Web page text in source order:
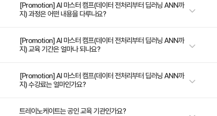
[Promotion] AI 마스터 캠프(데이터 전처리부터 딥러닝 ANN까
지) 과정은 어떤 내용을 다루나요?
Numpy를 이용하여 다양한 행렬 연산을 수행 데이터 분석을 위한 Pandas
Dataframe 연산 방법 습득 Sigmoid, Relu, Tanh 함수 등에 대해 학습
[Promotion] AI 마스터 캠프(데이터 전처리부터 딥러닝 ANN까
지) 교육 기간은 얼마나 되나요?
3일 과정입니다. 상세 일정은 교육 페이지에서 확인하실 수 있습니다.
[Promotion] AI 마스터 캠프(데이터 전처리부터 딥러닝 ANN까
지) 수강료는 얼마인가요?
수강료는 1,200,000원(VAT 별도)입니다. 고용보험 환급 및 기업 할인 혜택
트레이노케이트는 공인 교육 기관인가요?